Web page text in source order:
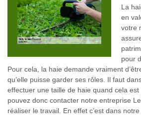
La
en
votre
pour
Pour cela, la haie demande vraiment
qu’elle puisse garder ses rôles. Il faut
effectuer une taille de haie quand cela est
pouvez donc contacter notre entreprise
réaliser le travail. En effet c’est dans notre